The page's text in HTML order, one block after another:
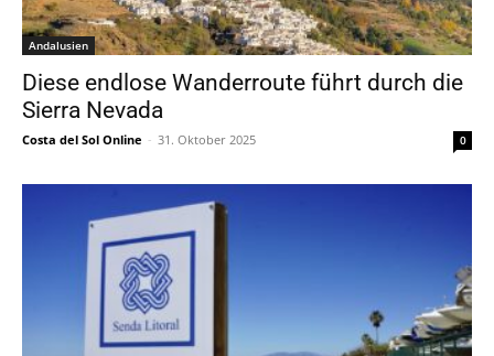
Andalusien
Diese endlose Wanderroute führt durch die
Sierra Nevada
Costa del Sol Online - 31. Oktober 2025 0